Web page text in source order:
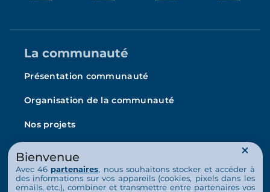
La communauté
Présentation communauté
Organisation de la communauté
Nos projets
La vie au quotidien
Bienvenue
Avec 46 partenaires, nous souhaitons stocker et accéder à
des informations sur vos appareils (cookies, pixels dans les
emails, etc.), combiner et transmettre entre partenaires vos